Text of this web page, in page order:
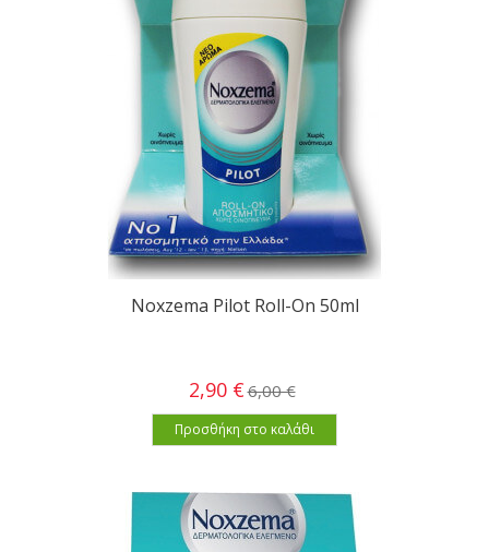
Noxzema Pilot Roll-On 50ml
2,90 €6,00 €
Προσθήκη στο καλάθι